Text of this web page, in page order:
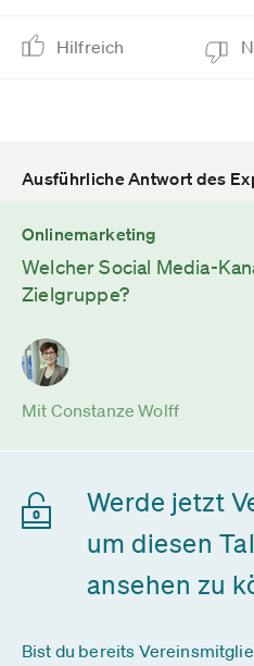
Hilfreich
Ausführliche Antwort des
Onlinemarketing
Welcher Social Media-
Zielgruppe?
Mit Constanze Wolff
Werde jetzt
um diesen
ansehen zu
Bist du bereits